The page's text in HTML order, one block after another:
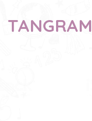
TANGRAM